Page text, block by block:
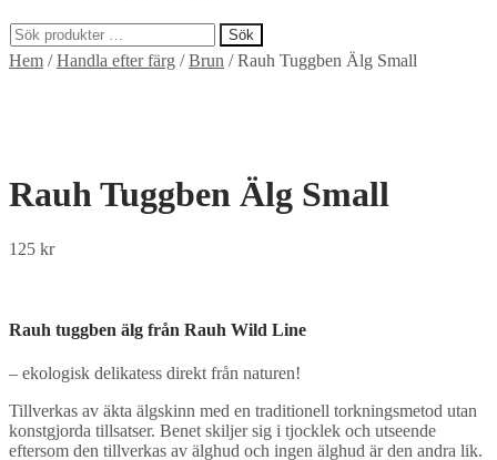
Sök
efter:
Sök
Hem /Handla efter färg /Brun /Rauh Tuggben Älg Small
Rauh Tuggben Älg Small
125 kr
Rauh tuggben älg från Rauh Wild Line
– ekologisk delikatess direkt från naturen!
Tillverkas av äkta älgskinn med en traditionell torkningsmetod utan
konstgjorda tillsatser. Benet skiljer sig i tjocklek och utseende
eftersom den tillverkas av älghud och ingen älghud är den andra lik.